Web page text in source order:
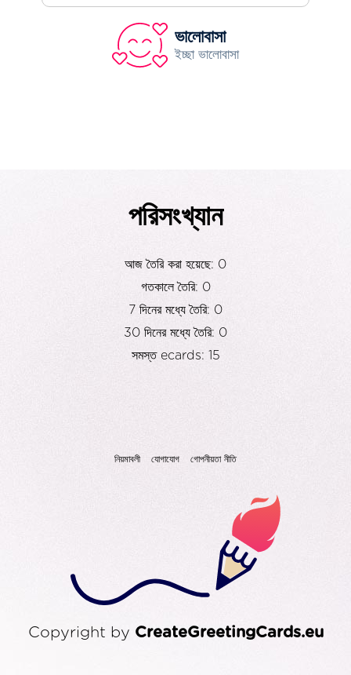
ভালোবাসা
ইচ্ছা ভালোবাসা
পরিসংখ্যান
আজ তৈরি করা হয়েছে: 0
গতকালে তৈরি: 0
7 দিনের মধ্যে তৈরি: 0
30 দিনের মধ্যে তৈরি: 0
সমস্ত ecards: 15
নিয়মাবলী যোগাযোগ গোপনীয়তা নীতি
Copyright by CreateGreetingCards.eu